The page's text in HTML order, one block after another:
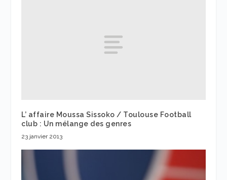
L’ affaire Moussa Sissoko / Toulouse Football
club : Un mélange des genres
23 janvier 2013